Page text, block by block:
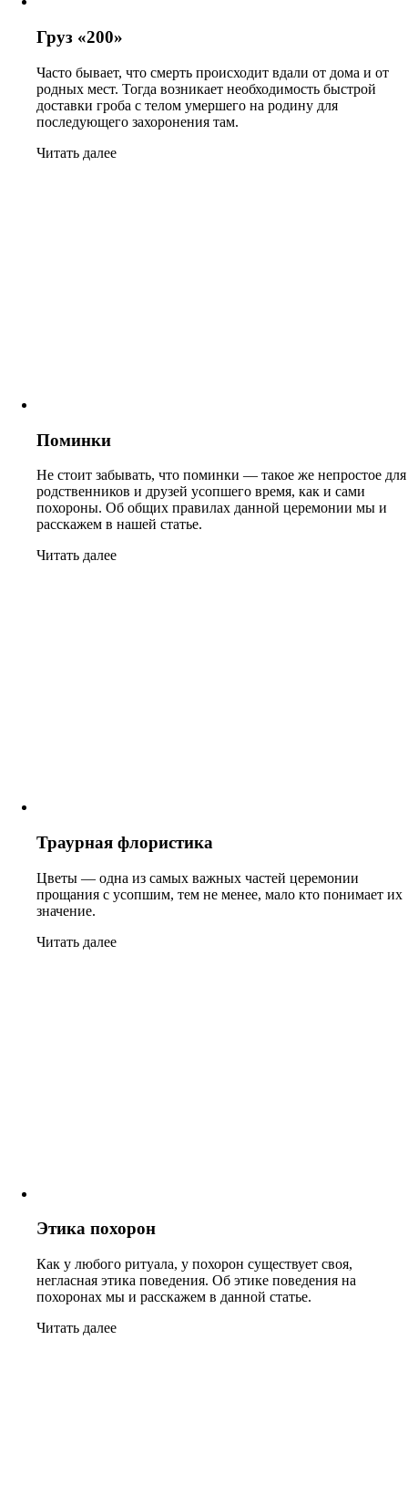
Груз «200»
Часто бывает, что смерть происходит вдали от дома и от
родных мест. Тогда возникает необходимость быстрой
доставки гроба с телом умершего на родину для
последующего захоронения там.
Читать далее
Поминки
Не стоит забывать, что поминки — такое же непростое для
родственников и друзей усопшего время, как и сами
похороны. Об общих правилах данной церемонии мы и
расскажем в нашей статье.
Читать далее
Траурная флористика
Цветы — одна из самых важных частей церемонии
прощания с усопшим, тем не менее, мало кто понимает их
значение.
Читать далее
Этика похорон
Как у любого ритуала, у похорон существует своя,
негласная этика поведения. Об этике поведения на
похоронах мы и расскажем в данной статье.
Читать далее